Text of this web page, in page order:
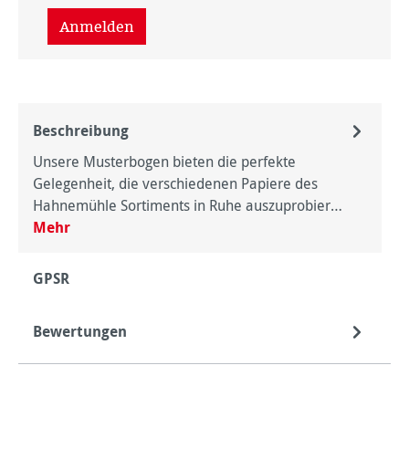
Anmelden
Beschreibung
Unsere Musterbogen bieten die perfekte
Gelegenheit, die verschiedenen Papiere des
Hahnemühle Sortiments in Ruhe auszuprobier…
Mehr
GPSR
Bewertungen